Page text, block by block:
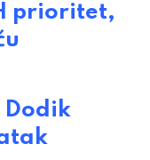
prioritet,
Dodik